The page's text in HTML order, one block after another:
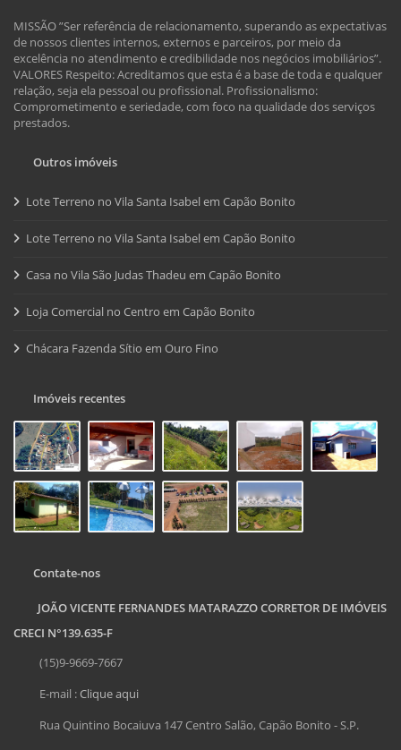
MISSÃO ”Ser referência de relacionamento, superando as expectativas
de nossos clientes internos, externos e parceiros, por meio da
excelência no atendimento e credibilidade nos negócios imobiliários”.
VALORES Respeito: Acreditamos que esta é a base de toda e qualquer
relação, seja ela pessoal ou profissional. Profissionalismo:
Comprometimento e seriedade, com foco na qualidade dos serviços
prestados.
Outros imóveis
Lote Terreno no Vila Santa Isabel em Capão Bonito
Lote Terreno no Vila Santa Isabel em Capão Bonito
Casa no Vila São Judas Thadeu em Capão Bonito
Loja Comercial no Centro em Capão Bonito
Chácara Fazenda Sítio em Ouro Fino
Imóveis recentes
Contate-nos
JOÃO VICENTE FERNANDES MATARAZZO CORRETOR DE IMÓVEIS
CRECI N°139.635-F
(15)9-9669-7667
E-mail :Clique aqui
Rua Quintino Bocaiuva 147 Centro Salão, Capão Bonito - S.P.